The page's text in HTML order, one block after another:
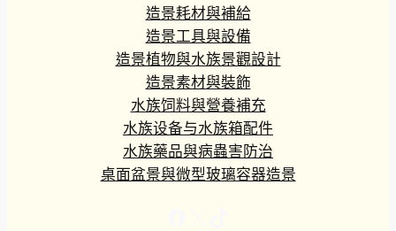
造景耗材與補給
造景工具與設備
造景植物與水族景觀設計
造景素材與裝飾
水族饲料與營養補充
水族设备与水族箱配件
水族藥品與病蟲害防治
桌面盆景與微型玻璃容器造景